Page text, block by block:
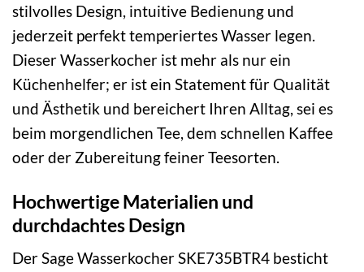
stilvolles Design, intuitive Bedienung und
jederzeit perfekt temperiertes Wasser legen.
Dieser Wasserkocher ist mehr als nur ein
Küchenhelfer; er ist ein Statement für Qualität
und Ästhetik und bereichert Ihren Alltag, sei es
beim morgendlichen Tee, dem schnellen Kaffee
oder der Zubereitung feiner Teesorten.
Hochwertige Materialien und
durchdachtes Design
Der Sage Wasserkocher SKE735BTR4 besticht